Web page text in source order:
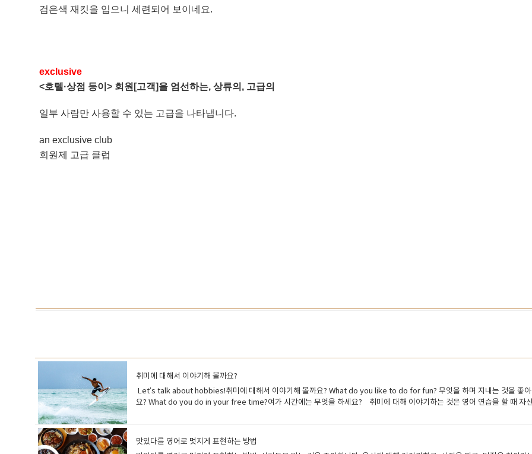
검은색 재킷을 입으니 세련되어 보이네요.
exclusive
<호텔·상점 등이> 회원[고객]을 엄선하는, 상류의, 고급의
일부 사람만 사용할 수 있는 고급을 나타냅니다.
an exclusive club
회원제 고급 클럽
취미에 대해서 이야기해 볼까요?
Let’s talk about hobbies!취미에 대해서 이야기해 볼까요? What do you like to do for fun? 무엇을 하며 지내는 것을
요? What do you do in your free time?여가 시간에는 무엇을 하세요? 취미에 대해 이야기하는 것은 영어 연습을 할 때 자
hobbies?관심사나 취미가 있나요? How did you get into your hobby?어떻게 취미를 시작하게 되었나요? Do you have
맛있다를 영어로 멋지게 표현하는 방법